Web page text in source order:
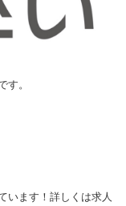
す。
います！詳しくは求人